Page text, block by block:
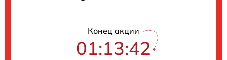
Конец акции
01:13:41